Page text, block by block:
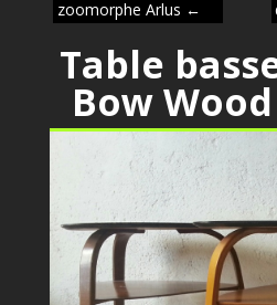
zoomorphe Arlus ←
Table
Bow